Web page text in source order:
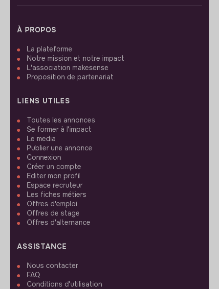
À PROPOS
La plateforme
Notre mission et notre impact
L'association makesense
Proposition de partenariat
LIENS UTILES
Toutes les annonces
Se former à l'impact
Le media
Publier une annonce
Connexion
Créer un compte
Editer mon profil
Espace recruteur
Les fiches métiers
Offres d'emploi
Offres de stage
Offres d'alternance
ASSISTANCE
Nous contacter
FAQ
Conditions d'utilisation